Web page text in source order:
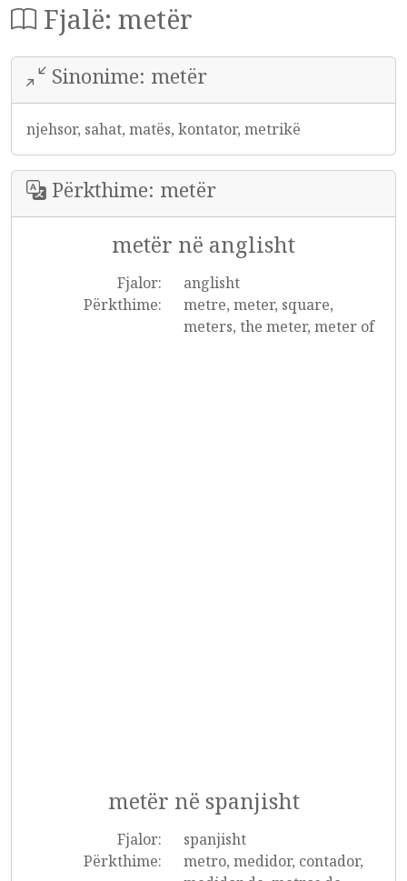
Fjalë: metër
Sinonime: metër
njehsor, sahat, matës, kontator, metrikë
Përkthime: metër
metër në anglisht
Fjalor:
anglisht
Përkthime:
metre, meter, square,
meters, the meter, meter of
metër në spanjisht
Fjalor:
spanjisht
Përkthime:
metro, medidor, contador,